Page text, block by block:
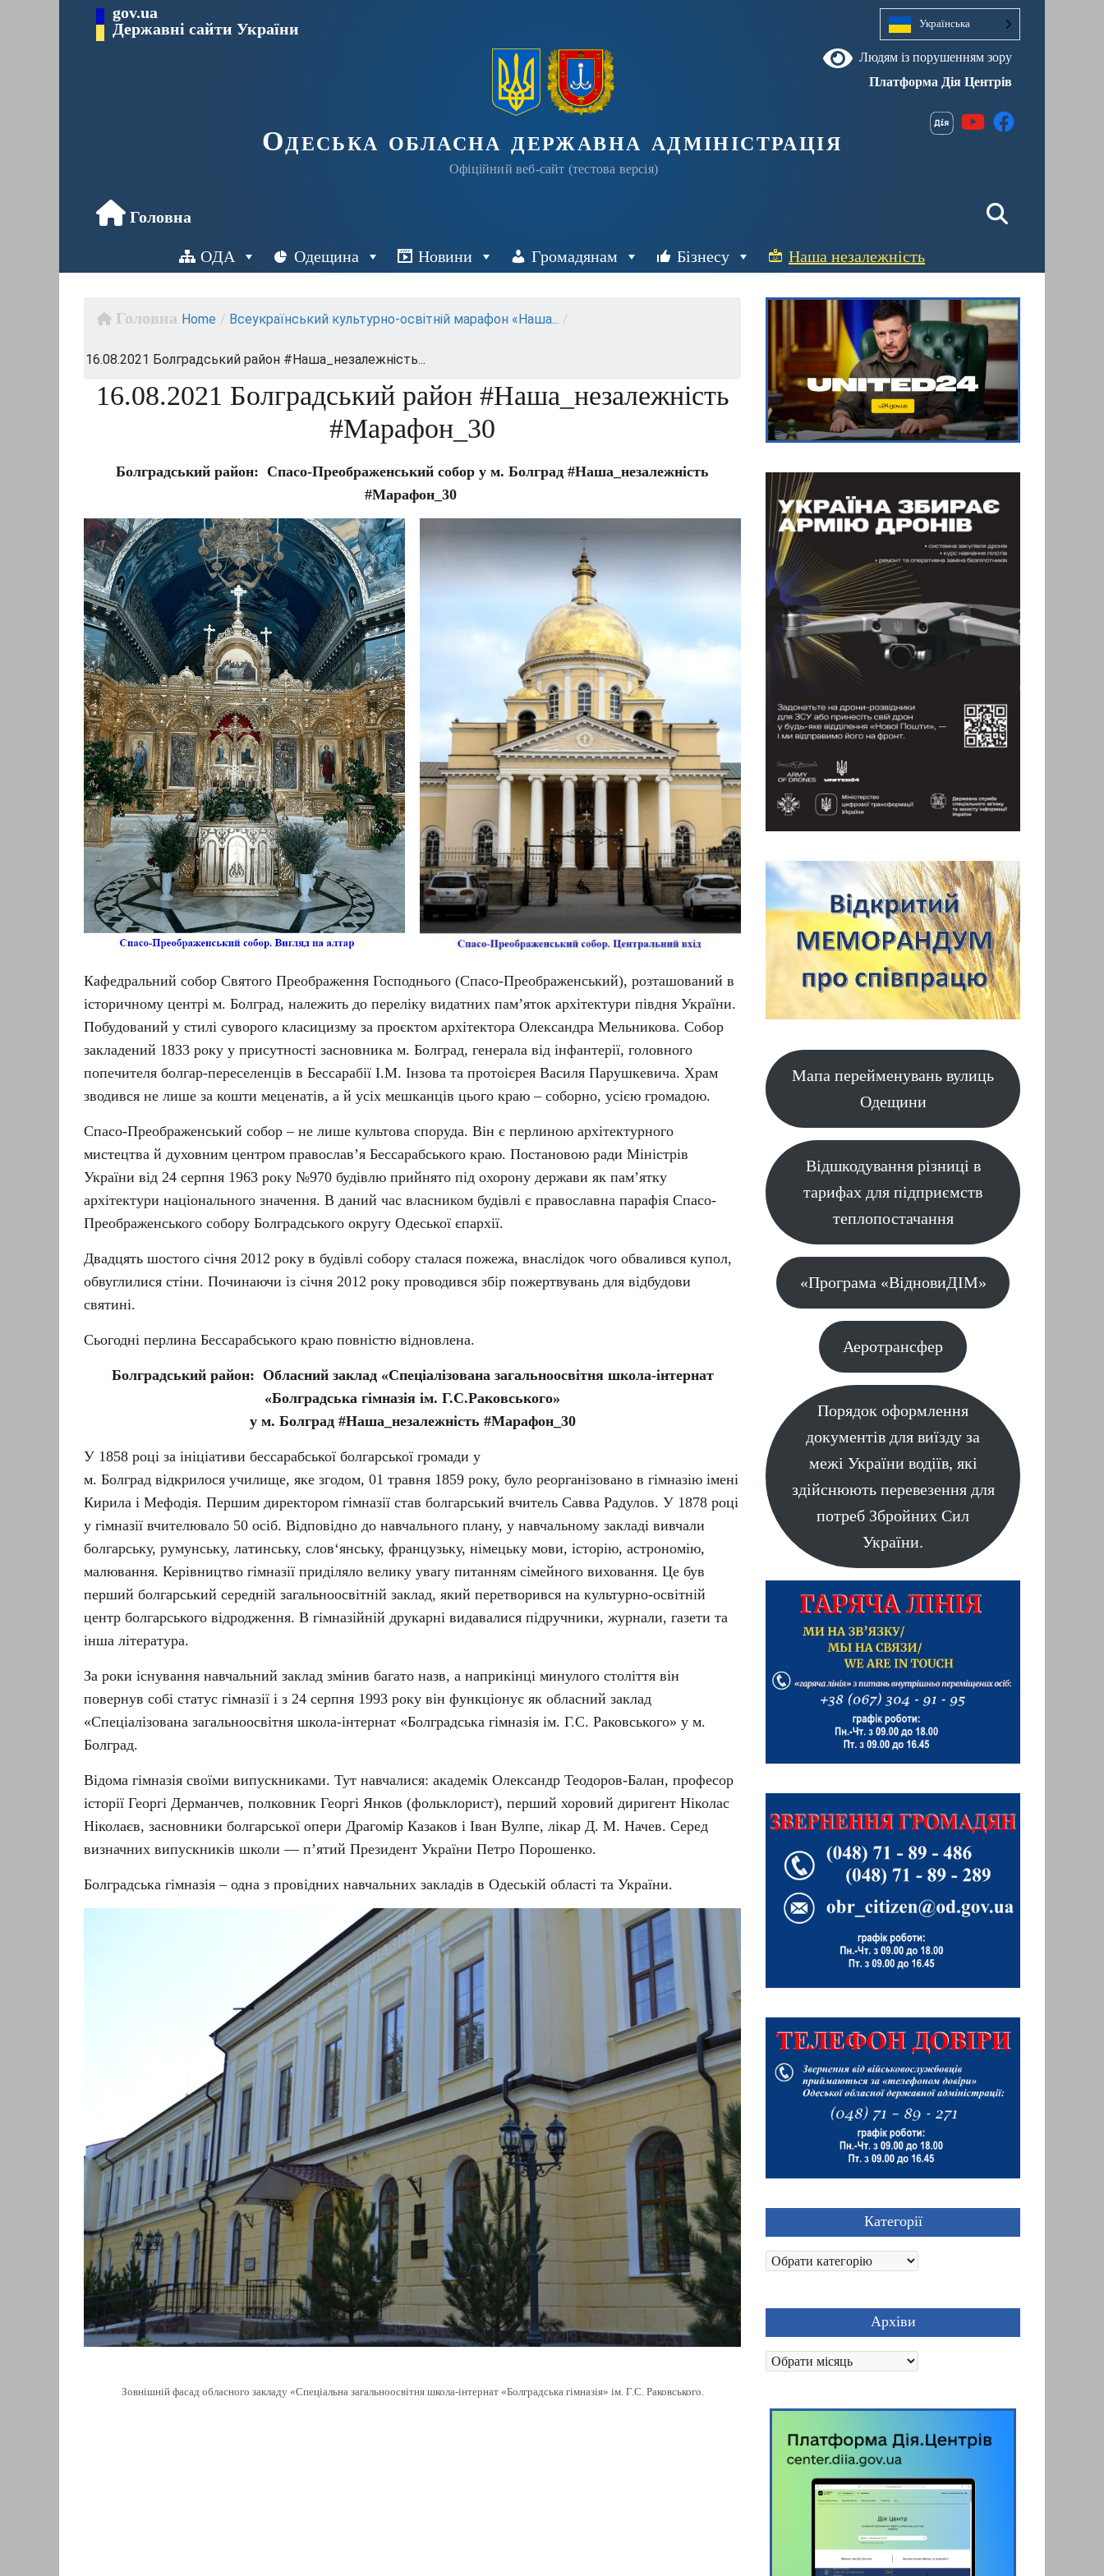
gov.ua
Державні сайти України
Українська
Людям із порушенням зору
Платформа Дія Центрів
Одеська обласна державна адміністрація
Офіційний веб-сайт (тестова версія)
OДА Одещина Новини Громадянам Бізнесу Наша незалежність
Home / Всеукраїнський культурно-освітній марафон «Наша... /
16.08.2021 Болградський район #Наша_незалежність...
16.08.2021 Болградський район #Наша_незалежність
#Марафон_30
Болградський район: Спасо-Преображенський собор у м. Болград #Наша_незалежність
#Марафон_30
Кафедральний собор Святого Преображення Господнього (Спасо-Преображенський), розташований в
історичному центрі м. Болград, належить до переліку видатних пам’яток архітектури півдня України.
Побудований у стилі суворого класицизму за проєктом архітектора Олександра Мельникова. Собор
закладений 1833 року у присутності засновника м. Болград, генерала від інфантерії, головного
попечителя болгар-переселенців в Бессарабії І.М. Інзова та протоієрея Василя Парушкевича. Храм
зводився не лише за кошти меценатів, а й усіх мешканців цього краю – соборно, усією громадою.
Спасо-Преображенський собор – не лише культова споруда. Він є перлиною архітектурного
мистецтва й духовним центром православ’я Бессарабського краю. Постановою ради Міністрів
України від 24 серпня 1963 року №970 будівлю прийнято під охорону держави як пам’ятку
архітектури національного значення. В даний час власником будівлі є православна парафія Спасо-
Преображенського собору Болградського округу Одеської єпархії.
Двадцять шостого січня 2012 року в будівлі собору сталася пожежа, внаслідок чого обвалився купол,
обвуглилися стіни. Починаючи із січня 2012 року проводився збір пожертвувань для відбудови
святині.
Сьогодні перлина Бессарабського краю повністю відновлена.
Болградський район: Обласний заклад «Спеціалізована загальноосвітня школа-інтернат
«Болградська гімназія ім. Г.С.Раковського»
у м. Болград #Наша_незалежність #Марафон_30
У 1858 році за ініціативи бессарабської болгарської громади у
м. Болград відкрилося училище, яке згодом, 01 травня 1859 року, було реорганізовано в гімназію імені
Кирила і Мефодія. Першим директором гімназії став болгарський вчитель Савва Радулов. У 1878 році
у гімназії вчителювало 50 осіб. Відповідно до навчального плану, у навчальному закладі вивчали
болгарську, румунську, латинську, слов‘янську, французьку, німецьку мови, історію, астрономію,
малювання. Керівництво гімназії приділяло велику увагу питанням сімейного виховання. Це був
перший болгарський середній загальноосвітній заклад, який перетворився на культурно-освітній
центр болгарського відродження. В гімназійній друкарні видавалися підручники, журнали, газети та
інша література.
За роки існування навчальний заклад змінив багато назв, а наприкінці минулого століття він
повернув собі статус гімназії і з 24 серпня 1993 року він функціонує як обласний заклад
«Спеціалізована загальноосвітня школа-інтернат «Болградська гімназія ім. Г.С. Раковського» у м.
Болград.
Відома гімназія своїми випускниками. Тут навчалися: академік Олександр Теодоров-Балан, професор
історії Георгі Дерманчев, полковник Георгі Янков (фольклорист), перший хоровий диригент Ніколас
Ніколаєв, засновники болгарської опери Драгомір Казаков і Іван Вулпе, лікар Д. М. Начев. Серед
визначних випускників школи — п’ятий Президент України Петро Порошенко.
Болградська гімназія – одна з провідних навчальних закладів в Одеській області та України.
Зовнішній фасад обласного закладу «Спеціальна загальноосвітня школа-інтернат «Болградська гімназія» ім. Г.С. Раковського.
Мапа перейменувань вулиць
Одещини
Відшкодування різниці в
тарифах для підприємств
теплопостачання
«Програма «ВідновиДІМ»
Аеротрансфер
Порядок оформлення
документів для виїзду за
межі України водіїв, які
здійснюють перевезення для
потреб Збройних Сил
України.
Категорії
Категорії
Архіви
Архіви